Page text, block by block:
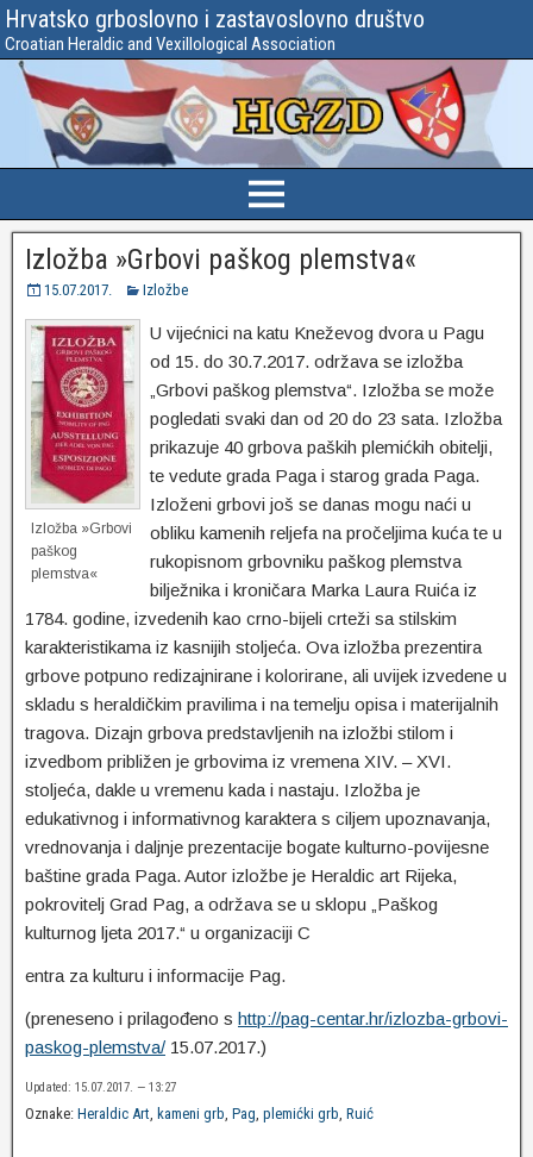
Hrvatsko grboslovno i zastavoslovno društvo
Croatian Heraldic and Vexillological Association
Izložba »Grbovi paškog plemstva«
15.07.2017. Izložbe
Izložba »Grbovi
paškog
plemstva«
U vijećnici na katu Kneževog dvora u Pagu
od 15. do 30.7.2017. održava se izložba
„Grbovi paškog plemstva“. Izložba se može
pogledati svaki dan od 20 do 23 sata. Izložba
prikazuje 40 grbova paških plemićkih obitelji,
te vedute grada Paga i starog grada Paga.
Izloženi grbovi još se danas mogu naći u
obliku kamenih reljefa na pročeljima kuća te u
rukopisnom grbovniku paškog plemstva
bilježnika i kroničara Marka Laura Ruića iz
1784. godine, izvedenih kao crno-bijeli crteži sa stilskim
karakteristikama iz kasnijih stoljeća. Ova izložba prezentira
grbove potpuno redizajnirane i kolorirane, ali uvijek izvedene u
skladu s heraldičkim pravilima i na temelju opisa i materijalnih
tragova. Dizajn grbova predstavljenih na izložbi stilom i
izvedbom približen je grbovima iz vremena XIV. – XVI.
stoljeća, dakle u vremenu kada i nastaju. Izložba je
edukativnog i informativnog karaktera s ciljem upoznavanja,
vrednovanja i daljnje prezentacije bogate kulturno-povijesne
baštine grada Paga. Autor izložbe je Heraldic art Rijeka,
pokrovitelj Grad Pag, a održava se u sklopu „Paškog
kulturnog ljeta 2017.“ u organizaciji C
entra za kulturu i informacije Pag.
(preneseno i prilagođeno s http://pag-centar.hr/izlozba-grbovi-
paskog-plemstva/ 15.07.2017.)
Updated: 15.07.2017. — 13:27
Oznake: Heraldic Art, kameni grb, Pag, plemićki grb, Ruić